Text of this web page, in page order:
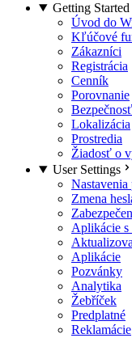
Getting Started
Úvod do
Kľúčové
Zákazníci
Registrácia
Cenník
Porovnanie
Bezpečnosť
Lokalizácia
Prostredia
Žiadosť o
User Settings
Zmena
Aplikácie s
Aplikácie
Pozvánky
Analytika
Žebříček
Predplatné
Reklamácie